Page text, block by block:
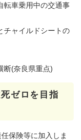
転車乗用中の交通事
チャイルドシートの
断(奈良県重点)
ゼロを目指
保険等に加入しま